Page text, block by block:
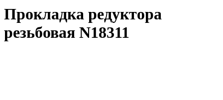
Прокладка редуктора
резьбовая N18311